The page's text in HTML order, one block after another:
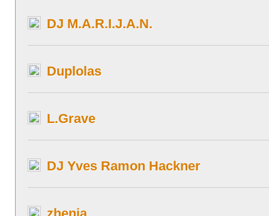
DJ M.A.R.I.J.A.N.
Duplolas
L.Grave
DJ Yves Ramon Hackner